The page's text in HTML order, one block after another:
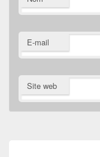
E-mail
Site web